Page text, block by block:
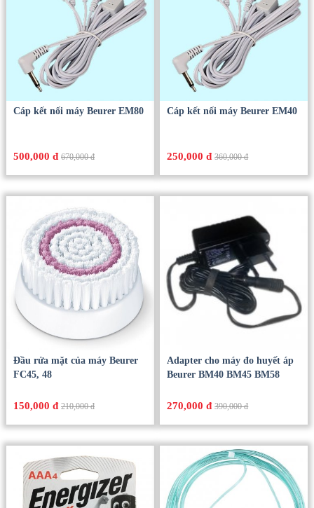
Cáp kết nối máy Beurer EM80
500,000 đ 670,000 đ
Cáp kết nối máy Beurer EM40
250,000 đ 360,000 đ
Đầu rửa mặt của máy Beurer
FC45, 48
150,000 đ 210,000 đ
Adapter cho máy đo huyết áp
Beurer BM40 BM45 BM58
270,000 đ 390,000 đ